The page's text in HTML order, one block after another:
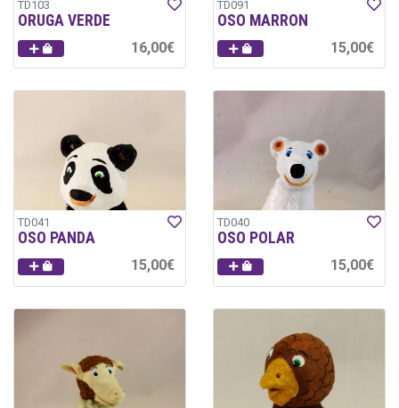
TD103
ORUGA VERDE
16,00€
TD091
OSO MARRON
15,00€
TD041
OSO PANDA
15,00€
TD040
OSO POLAR
15,00€